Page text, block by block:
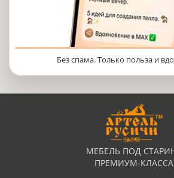
Без спама. Только польза и
МЕБЕЛЬ ПОД
ПРЕМИУМ-КЛАССА